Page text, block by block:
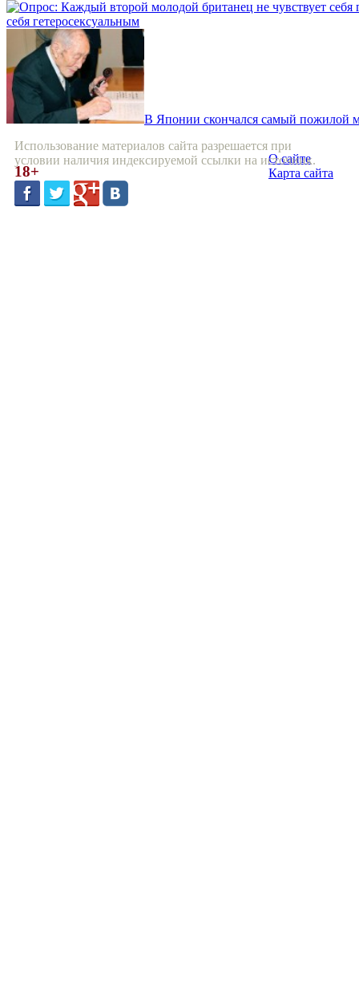
себя гетеросексуальным
В Японии скончался самый пожилой
Использование материалов сайта разрешается при
условии наличия индексируемой ссылки на источник.
18+
О сайте
Карта сайта